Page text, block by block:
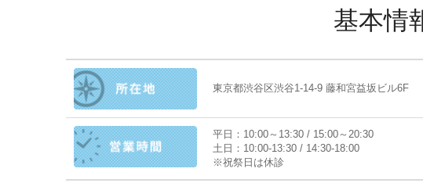
基本情
東京都渋谷区渋谷1-14-9 藤和宮益坂ビル6F
平日：10:00～13:30 / 15:00～20:30
土日：10:00-13:30 / 14:30-18:00
※祝祭日は休診